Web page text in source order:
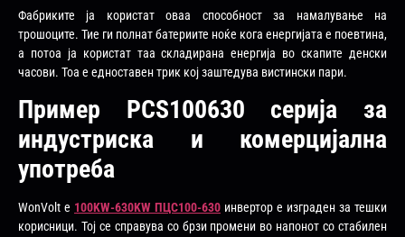
Фабриките ја користат оваа способност за намалување на
трошоците. Тие ги полнат батериите ноќе кога енергијата е поевтина,
а потоа ја користат таа складирана енергија во скапите денски
часови. Тоа е едноставен трик кој заштедува вистински пари.
Пример PCS100630 серија за
индустриска и комерцијална
употреба
WonVolt е 100KW-630KW ПЦС100-630 инвертор е изграден за тешки
корисници. Тој се справува со брзи промени во напонот со стабилен